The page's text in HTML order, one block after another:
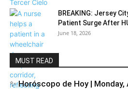
BREAKING: Jersey
Patient Surge After
June 18, 2026
MUST READ
✨ Horóscopo de Hoy |